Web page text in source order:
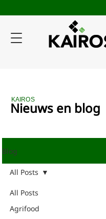
KAIROS
Nieuws en blog
Blog
All Posts
Agrifood
All Posts